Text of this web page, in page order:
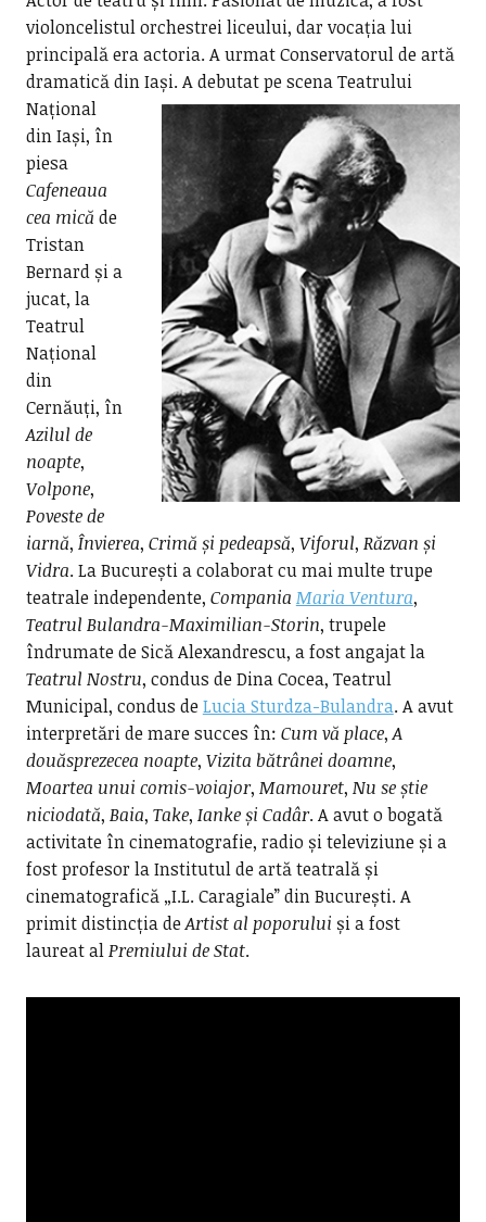
violoncelistul orchestrei liceului, dar vocația lui
principală era actoria. A urmat Conservatorul de artă
dramatică din Iași.A debutat pe scena Teatrului
Național
din Iași, în
piesa
Cafeneaua
cea mică de
Tristan
Bernard și a
jucat, la
Teatrul
Național
din
Cernăuți, în
Azilul de
noapte,
Volpone,
Poveste de
iarnă, Învierea, Crimă și pedeapsă, Viforul, Răzvan și
Vidra. La București a colaborat cu mai multe trupe
teatrale independente, Compania Maria Ventura,
Teatrul Bulandra-Maximilian-Storin, trupele
îndrumate de Sică Alexandrescu, a fost angajat la
Teatrul Nostru, condus de Dina Cocea, Teatrul
Municipal, condus deLucia Sturdza-Bulandra. A avut
interpretări de mare succes în: Cum vă place,A
douăsprezecea noapte, Vizita bătrânei doamne,
Moartea unui comis-voiajor, Mamouret, Nu se știe
niciodată, Baia, Take, Ianke și Cadâr. A avut o bogată
activitate în cinematografie, radio și televiziune și a
fost profesor la Institutul de artă teatrală și
cinematografică „I.L. Caragiale” din București. A
primit distincția deArtist al poporului și a fost
laureat alPremiului de Stat.